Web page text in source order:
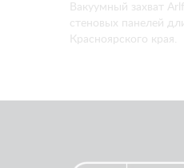
Вакуумный захват
стеновых панелей
Красноярского края.